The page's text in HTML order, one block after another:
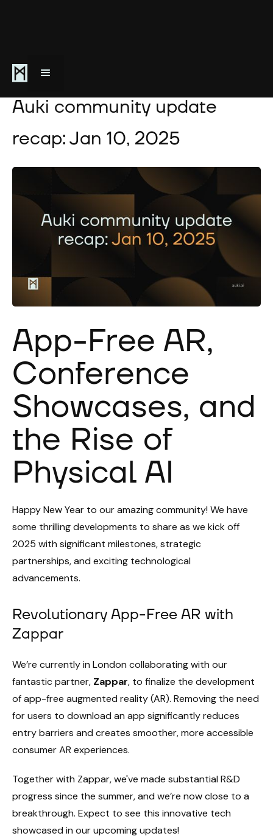
January 10, 2025
Auki community update
recap: Jan 10, 2025
App-Free AR,
Conference
Showcases, and
the Rise of
Physical AI
Happy New Year to our amazing community! We have
some thrilling developments to share as we kick off
2025 with significant milestones, strategic
partnerships, and exciting technological
advancements.
Revolutionary App-Free AR with
Zappar
We’re currently in London collaborating with our
fantastic partner, Zappar, to finalize the development
of app-free augmented reality (AR). Removing the need
for users to download an app significantly reduces
entry barriers and creates smoother, more accessible
consumer AR experiences.
Together with Zappar, we've made substantial R&D
progress since the summer, and we’re now close to a
breakthrough. Expect to see this innovative tech
showcased in our upcoming updates!